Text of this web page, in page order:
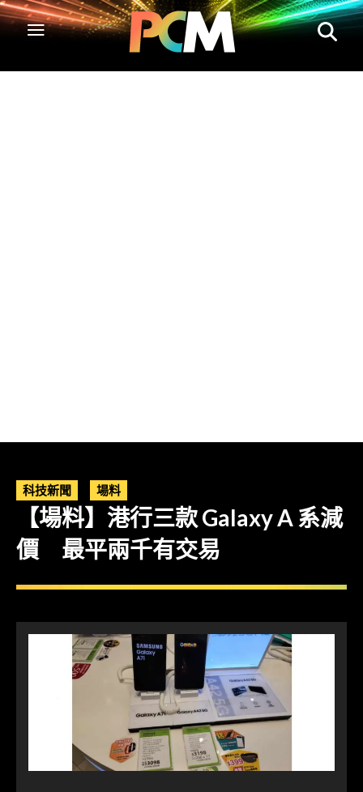
科技新聞 場料
【場料】港行三款 Galaxy A 系減
價 最平兩千有交易